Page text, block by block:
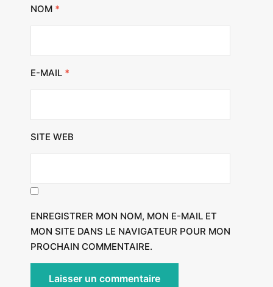
NOM *
E-MAIL *
SITE WEB
ENREGISTRER MON NOM, MON E-MAIL ET
MON SITE DANS LE NAVIGATEUR POUR MON
PROCHAIN COMMENTAIRE.